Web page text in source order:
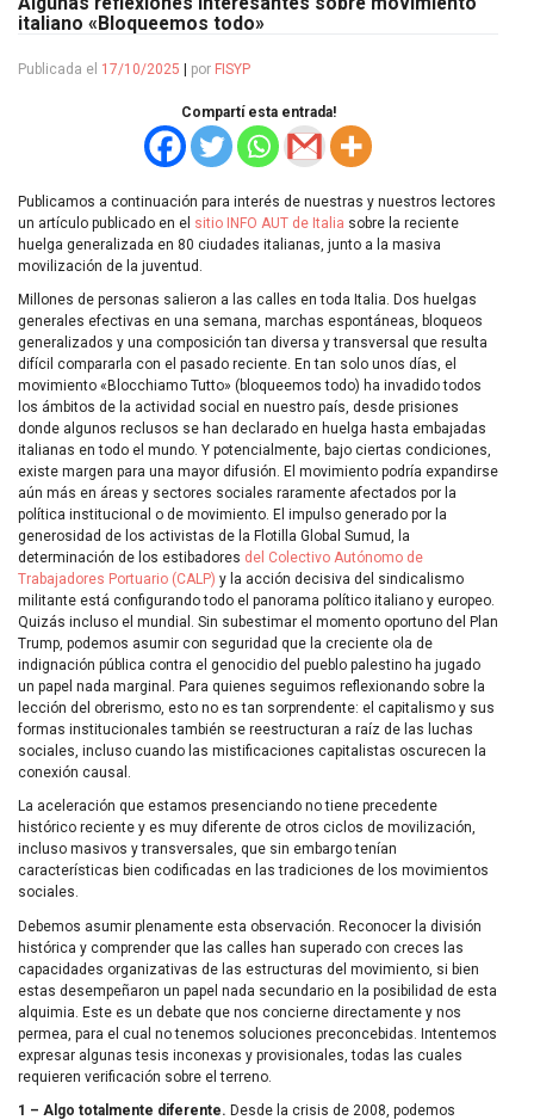
italiano «Bloqueemos todo»
Publicada el 17/10/2025 | por FISYP
Compartí esta entrada!
Publicamos a continuación para interés de nuestras y nuestros lectores
un artículo publicado en el sitio INFO AUT de Italia sobre la reciente
huelga generalizada en 80 ciudades italianas, junto a la masiva
movilización de la juventud.
Millones de personas salieron a las calles en toda Italia. Dos huelgas
generales efectivas en una semana, marchas espontáneas, bloqueos
generalizados y una composición tan diversa y transversal que resulta
difícil compararla con el pasado reciente. En tan solo unos días, el
movimiento «Blocchiamo Tutto» (bloqueemos todo) ha invadido todos
los ámbitos de la actividad social en nuestro país, desde prisiones
donde algunos reclusos se han declarado en huelga hasta embajadas
italianas en todo el mundo. Y potencialmente, bajo ciertas condiciones,
existe margen para una mayor difusión. El movimiento podría expandirse
aún más en áreas y sectores sociales raramente afectados por la
política institucional o de movimiento. El impulso generado por la
generosidad de los activistas de la Flotilla Global Sumud, la
determinación de los estibadores del Colectivo Autónomo de
Trabajadores Portuario (CALP) y la acción decisiva del sindicalismo
militante está configurando todo el panorama político italiano y europeo.
Quizás incluso el mundial. Sin subestimar el momento oportuno del Plan
Trump, podemos asumir con seguridad que la creciente ola de
indignación pública contra el genocidio del pueblo palestino ha jugado
un papel nada marginal. Para quienes seguimos reflexionando sobre la
lección del obrerismo, esto no es tan sorprendente: el capitalismo y sus
formas institucionales también se reestructuran a raíz de las luchas
sociales, incluso cuando las mistificaciones capitalistas oscurecen la
conexión causal.
La aceleración que estamos presenciando no tiene precedente
histórico reciente y es muy diferente de otros ciclos de movilización,
incluso masivos y transversales, que sin embargo tenían
características bien codificadas en las tradiciones de los movimientos
sociales.
Debemos asumir plenamente esta observación. Reconocer la división
histórica y comprender que las calles han superado con creces las
capacidades organizativas de las estructuras del movimiento, si bien
estas desempeñaron un papel nada secundario en la posibilidad de esta
alquimia. Este es un debate que nos concierne directamente y nos
permea, para el cual no tenemos soluciones preconcebidas. Intentemos
expresar algunas tesis inconexas y provisionales, todas las cuales
requieren verificación sobre el terreno.
1 – Algo totalmente diferente. Desde la crisis de 2008, podemos